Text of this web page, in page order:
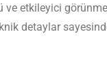
ve etkileyici
detaylar